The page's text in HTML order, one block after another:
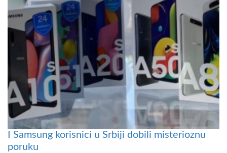
I Samsung korisnici u Srbiji dobili misterioznu
poruku